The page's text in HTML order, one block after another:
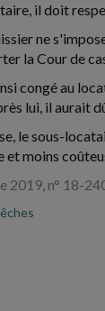
il doit
ne
la Cour de
congé au
lui, il aurait
le sous-
moins
2019, n° 18-